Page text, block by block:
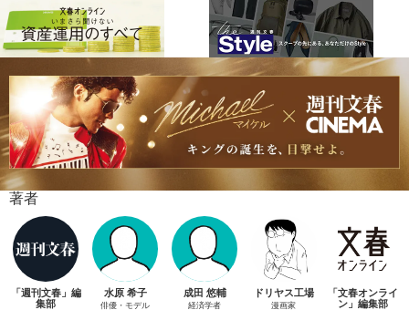
著者
「週刊文春」編
集部
水原 希子
俳優・モデル
成田 悠輔
経済学者
ドリヤス工場
漫画家
「文春オンライ
ン」編集部